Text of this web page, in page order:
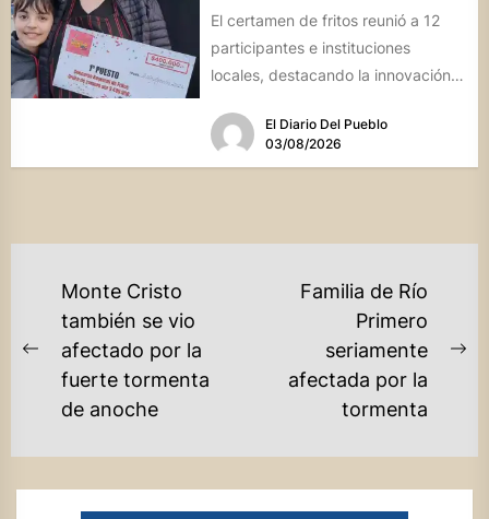
El certamen de fritos reunió a 12
participantes e instituciones
locales, destacando la innovación
El Diario Del Pueblo
03/08/2026
NAVEGACIÓN
ENTRADAS
Previous
post:
Monte Cristo
también se vio
afectado por la
fuerte tormenta
de anoche
Familia de Río
Primero
seriamente
afectada por la
tormenta